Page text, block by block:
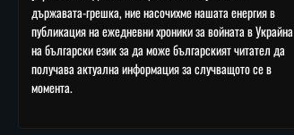
държавата-грешка, ние насочихме нашата енергия в
публикация на ежедневни хроники за войната в Украйна
на български език за да може българският читател да
получава актуална информация за случващото се в
момента.